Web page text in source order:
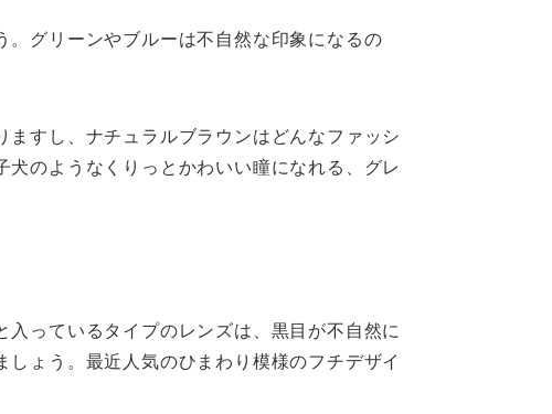
グリーンやブルーは不自然な印象になるの
すし、ナチュラルブラウンはどんなファッシ
のようなくりっとかわいい瞳になれる、グレ
っているタイプのレンズは、黒目が不自然に
ょう。最近人気のひまわり模様のフチデザイ